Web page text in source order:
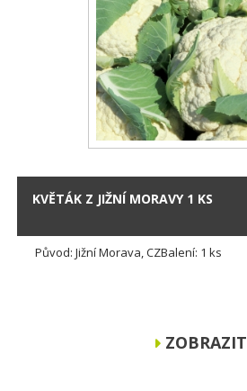
KVĚTÁK Z JIŽNÍ MORAVY 1 KS
Původ: Jižní Morava, CZBalení: 1 ks
ZOBRAZIT